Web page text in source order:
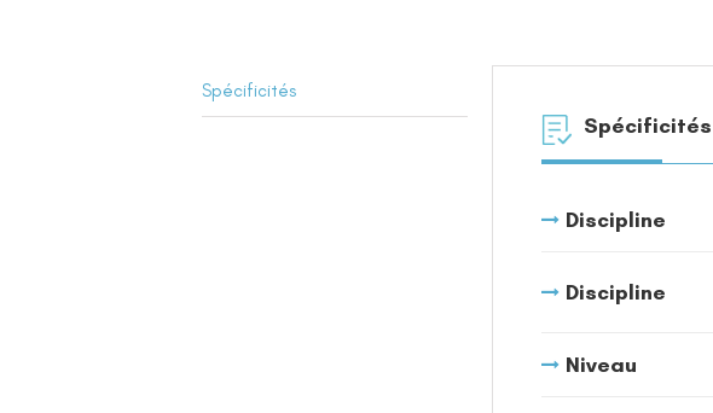
Spécificités
Spécificités
Discipline
Discipline
Niveau